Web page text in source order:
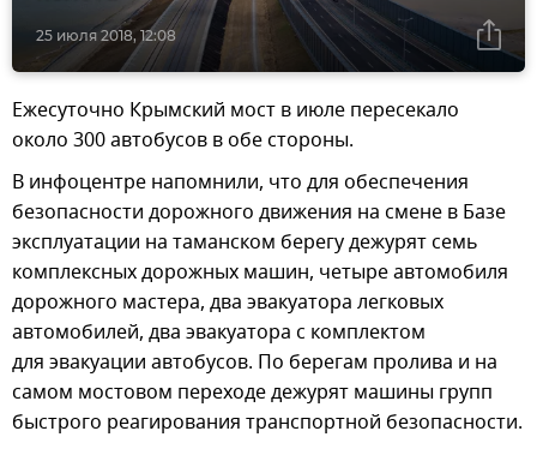
25 июля 2018, 12:08
Ежесуточно Крымский мост в июле пересекало
около 300 автобусов в обе стороны.
В инфоцентре напомнили, что для обеспечения
безопасности дорожного движения на смене в Базе
эксплуатации на таманском берегу дежурят семь
комплексных дорожных машин, четыре автомобиля
дорожного мастера, два эвакуатора легковых
автомобилей, два эвакуатора с комплектом
для эвакуации автобусов. По берегам пролива и на
самом мостовом переходе дежурят машины групп
быстрого реагирования транспортной безопасности.